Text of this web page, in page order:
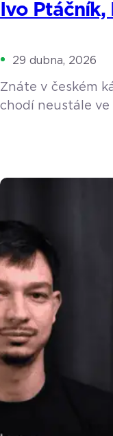
Ivo
29 dubna, 2026
Znáte v českém
chodí neustále ve
k životu. V nové
kávovar La